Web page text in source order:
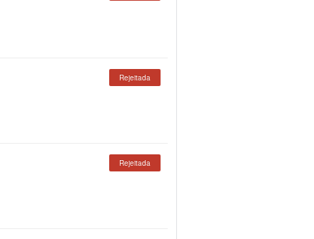
Rejeitada
Rejeitada